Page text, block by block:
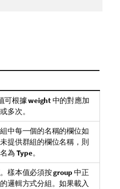
可根據weight中的對應加
多次。
中每一個的名稱的欄位如
提供群組的欄位名稱，則
為 Type。
樣本值必須按group 中正
邏輯方式分組。如果載入